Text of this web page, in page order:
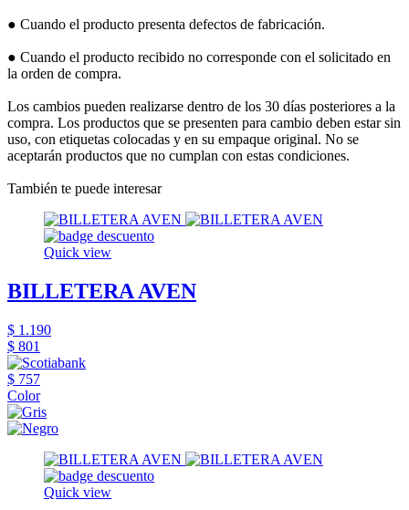
● Cuando el producto presenta defectos de fabricación.
● Cuando el producto recibido no corresponde con el solicitado en
la orden de compra.
Los cambios pueden realizarse dentro de los 30 días posteriores a la
compra. Los productos que se presenten para cambio deben estar sin
uso, con etiquetas colocadas y en su empaque original. No se
aceptarán productos que no cumplan con estas condiciones.
También te puede interesar
Quick view
BILLETERA AVEN
$ 1.190
$ 801
$ 757
Color
Quick view